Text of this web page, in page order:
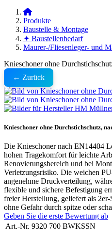
Produkte
Baustelle & Montage
✦ Baustellenbedarf
Maurer-/Fliesenleger- und
Knieschoner ohne
← Zurück
Knieschoner ohne Durchstichschutz,
Die Knieschoner nach EN14404
hohen Tragekomfort für leichte
Renovierungsbereich und bei
Verletzungsrisiko. Die weichen
angenehme Druckverteilung,
flexible und sichere Befestigung
freier Herstellung, geliefert als
ohne Gefahr durch spitze oder
Geben Sie die erste Bewertung ab
Art.-Nr. 9320 700 BWKSSN